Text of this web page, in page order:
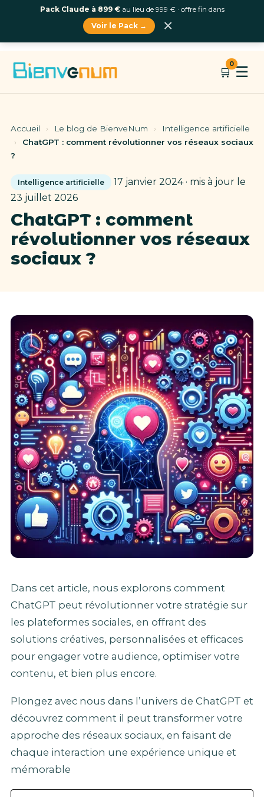
🛒
0
☰
Accueil › Le blog de BienveNum ›
Intelligence artificielle
›
ChatGPT : comment révolutionner vos réseaux sociaux
?
Intelligence artificielle
17 janvier 2024 · mis à jour le
23 juillet 2026
ChatGPT : comment
révolutionner vos réseaux
sociaux ?
Dans cet article, nous explorons comment
ChatGPT peut révolutionner votre stratégie sur
les plateformes sociales, en offrant des
solutions créatives, personnalisées et efficaces
pour engager votre audience, optimiser votre
contenu, et bien plus encore.
Plongez avec nous dans l’univers de ChatGPT et
découvrez comment il peut transformer votre
approche des réseaux sociaux, en faisant de
chaque interaction une expérience unique et
mémorable
Pack Claude à 899 €au lieu de 999 € · offre fin dans
Voir le Pack →
×